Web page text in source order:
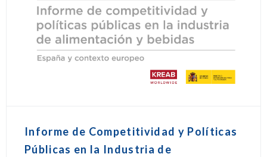
Informe de Competitividad y Políticas
Públicas en la Industria de